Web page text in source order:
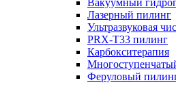
Лазерный пилинг
Ультразвуковая
PRX-T33 пилинг
Карбокситерапия
Феруловый